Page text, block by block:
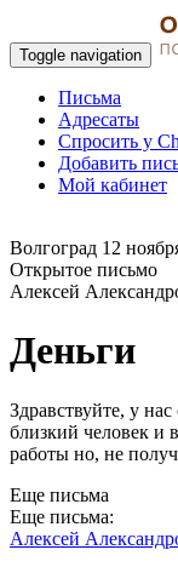
Toggle navigation
Письма
Адресаты
Спросить у
Добавить
Мой кабинет
Волгоград 12
Открытое письмо
Алексей
Деньги
Здравствуйте, у
близкий человек и
работы но, не
Еще письма
Еще письма:
Алексей